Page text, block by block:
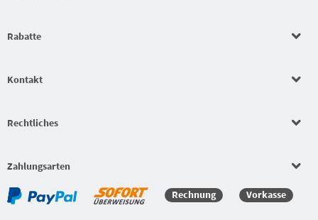
Rabatte
Kontakt
Rechtliches
Zahlungsarten
Rechnung Vorkasse